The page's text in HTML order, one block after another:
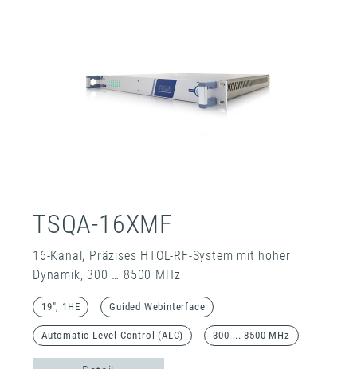
TSQA-16XMF
16-Kanal, Präzises HTOL-RF-System mit hoher
Dynamik, 300 … 8500 MHz
19", 1HE Guided Webinterface
Automatic Level Control (ALC) 300 ... 8500 MHz